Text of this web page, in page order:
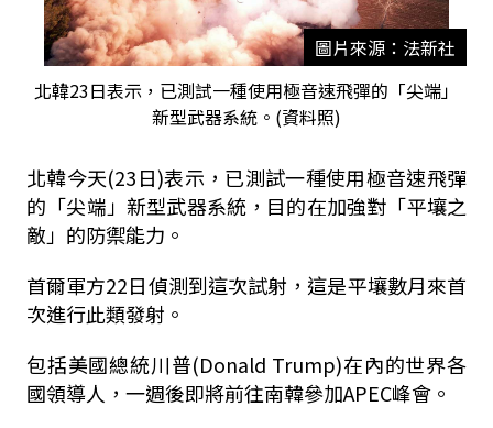
圖片來源：法新社
北韓23日表示，已測試一種使用極音速飛彈的「尖端」
新型武器系統。(資料照)
北韓今天(23日)表示，已測試一種使用極音速飛彈
的「尖端」新型武器系統，目的在加強對「平壤之
敵」的防禦能力。
首爾軍方22日偵測到這次試射，這是平壤數月來首
次進行此類發射。
包括美國總統川普(Donald Trump)在內的世界各
國領導人，一週後即將前往南韓參加APEC峰會。